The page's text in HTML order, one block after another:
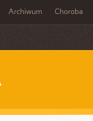
Archiwum Choroba